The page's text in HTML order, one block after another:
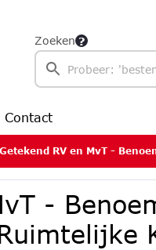
Zoeken
Contact
Getekend RV en MvT - Benoeming leden
-